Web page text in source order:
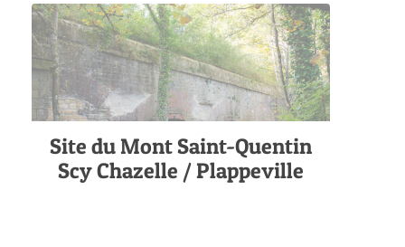
Site du Mont Saint-Quentin
Scy Chazelle / Plappeville